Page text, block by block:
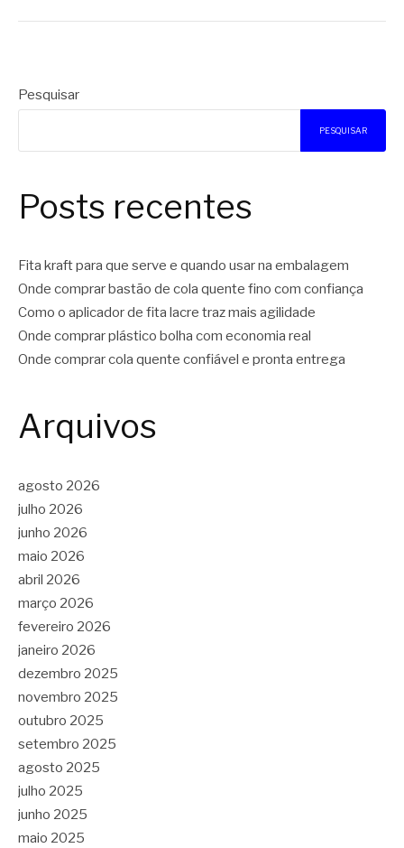
Pesquisar
PESQUISAR
Posts recentes
Fita kraft para que serve e quando usar na embalagem
Onde comprar bastão de cola quente fino com confiança
Como o aplicador de fita lacre traz mais agilidade
Onde comprar plástico bolha com economia real
Onde comprar cola quente confiável e pronta entrega
Arquivos
agosto 2026
julho 2026
junho 2026
maio 2026
abril 2026
março 2026
fevereiro 2026
janeiro 2026
dezembro 2025
novembro 2025
outubro 2025
setembro 2025
agosto 2025
julho 2025
junho 2025
maio 2025